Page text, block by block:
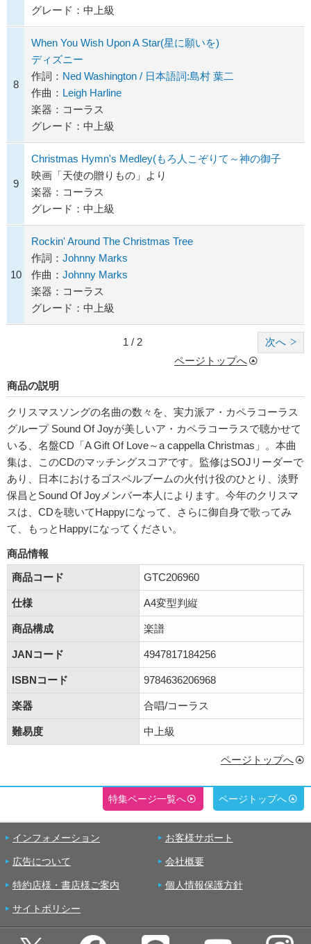
グレード：中上級
8
When You Wish Upon A Star(星に願いを)
ディズニー
作詞： Ned Washington / 日本語詞:島村 葉二
作曲： Leigh Harline
楽器：コーラス
グレード：中上級
9
Christmas Hymn's Medley(もろ人こぞりて～神の御子
映画「天使の贈りもの」より
楽器：コーラス
グレード：中上級
10
Rockin' Around The Christmas Tree
作詞： Johnny Marks
作曲： Johnny Marks
楽器：コーラス
グレード：中上級
次へ
1 / 2
ページトップへ
商品の説明
クリスマスソングの名曲の数々を、実力派ア・カペラコーラス
グループ Sound Of Joyが美しいア・カペラコーラスで聴かせて
いる、名盤CD「A Gift Of Love～a cappella Christmas」。本曲
集は、このCDのマッチングスコアです。監修はSOJリーダーで
あり、日本におけるゴスペルブームの火付け役のひとり、淡野
保昌とSound Of Joyメンバー本人によります。今年のクリスマ
スは、CDを聴いてHappyになって、さらに御自身で歌ってみ
て、もっとHappyになってください。
商品情報
商品コード
GTC206960
仕様 A4変型判縦
商品構成 楽譜
JANコード 4947817184256
ISBNコード 9784636206968
楽器 合唱/コーラス
難易度 中上級
ページトップへ
特集ページ一覧へ ページトップへ
インフォメーション お客様サポート
広告について 会社概要
特約店様・書店様ご案内 個人情報保護方針
サイトポリシー